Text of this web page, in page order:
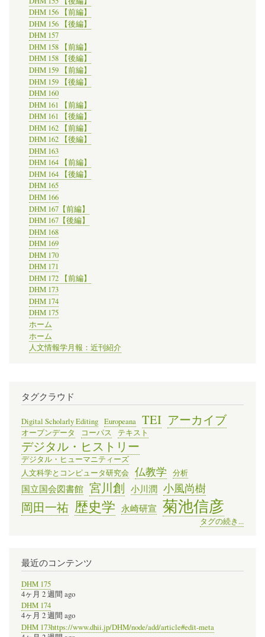
DHM 156 【前編】
DHM 156 【後編】
DHM 157
DHM 158 【前編】
DHM 158 【後編】
DHM 159 【前編】
DHM 159 【後編】
DHM 160
DHM 161 【前編】
DHM 161 【後編】
DHM 162 【前編】
DHM 162 【後編】
DHM 163
DHM 164 【前編】
DHM 164 【後編】
DHM 165
DHM 166
DHM 167【前編】
DHM 167【後編】
DHM 168
DHM 169
DHM 170
DHM 171
DHM 172 【前編】
DHM 173
DHM 174
DHM 175
ホーム
ホーム
人文情報学月報：近刊紹介
タグクラウド
Digital Scholarly Editing Europeana TEI アーカイブ
オープンデータ コーパス テキスト
デジタル・ヒストリー
デジタル・ヒューマニティーズ
人文科学とコンピュータ研究会
仏教学 分析
国立国会図書館 宮川創 小川潤 小風尚樹
岡田一祐 歴史学 永崎研宣 菊池信彦
タグの続き...
最近のコンテンツ
DHM 175
4ヶ月 2 週間 ago
DHM 174
4ヶ月 2 週間 ago
DHM 173https://www.dhii.jp/DHM/node/add/article#edit-meta